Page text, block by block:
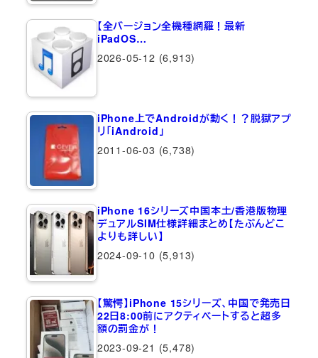
【全バージョン全機種網羅！最新
iPadOS…
2026-05-12 (6,913)
iPhone上でAndroidが動く！？脱獄アプ
リ「iAndroid」
2011-06-03 (6,738)
iPhone 16シリーズ中国本土/香港版物理
デュアルSIM仕様詳細まとめ【たぶんどこ
よりも詳しい】
2024-09-10 (5,913)
【驚愕】iPhone 15シリーズ、中国で発売日
22日8:00前にアクティベートすると超多
額の罰金が！
2023-09-21 (5,478)